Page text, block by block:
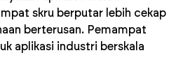
skru berputar lebih cekap
berterusan. Pemampat
aplikasi industri berskala